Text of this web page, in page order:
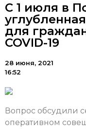
С 1 июля в
для
COVID-19
28 июня, 2021
16:52
Вопрос обсудили
оперативном